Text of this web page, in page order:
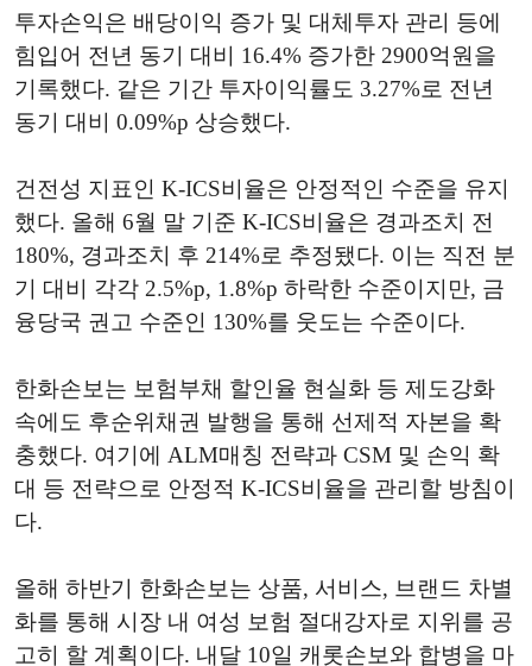
투자손익은 배당이익 증가 및 대체투자 관리 등에
힘입어 전년 동기 대비 16.4% 증가한 2900억원을
기록했다. 같은 기간 투자이익률도 3.27%로 전년
동기 대비 0.09%p 상승했다.
건전성 지표인 K-ICS비율은 안정적인 수준을 유지
했다. 올해 6월 말 기준 K-ICS비율은 경과조치 전
180%, 경과조치 후 214%로 추정됐다. 이는 직전 분
기 대비 각각 2.5%p, 1.8%p 하락한 수준이지만, 금
융당국 권고 수준인 130%를 웃도는 수준이다.
한화손보는 보험부채 할인율 현실화 등 제도강화
속에도 후순위채권 발행을 통해 선제적 자본을 확
충했다. 여기에 ALM매칭 전략과 CSM 및 손익 확
대 등 전략으로 안정적 K-ICS비율을 관리할 방침이
다.
올해 하반기 한화손보는 상품, 서비스, 브랜드 차별
화를 통해 시장 내 여성 보험 절대강자로 지위를 공
고히 할 계획이다. 내달 10일 캐롯손보와 합병을 마